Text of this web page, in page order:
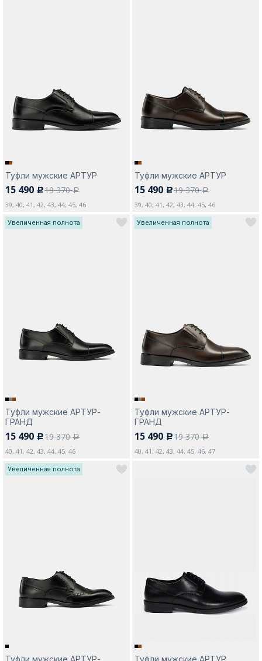
Туфли мужские АРТУР
15 490 c19 370a
39, 40, 41, 42, 43, 44, 45, 46
Туфли мужские АРТУР
15 490 c19 370a
39, 40, 41, 42, 43, 44, 45, 46
Увеличенная полнота
Туфли мужские АРТУР-
ГРАНД
15 490 c19 370a
40, 41, 42, 43, 44, 45, 46
Увеличенная полнота
Туфли мужские АРТУР-
ГРАНД
15 490 c19 370a
40, 41, 42, 43, 44, 45, 46, 47
Увеличенная полнота
Туфли мужские АРТУР- Туфли мужские АРТУР